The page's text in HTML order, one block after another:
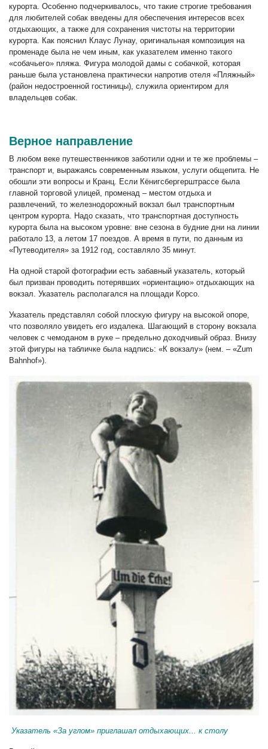
курорта. Особенно подчеркивалось, что такие строгие требования
для любителей собак введены для обеспечения интересов всех
отдыхающих, а также для сохранения чистоты на территории
курорта. Как пояснил Клаус Лунау, оригинальная композиция на
променаде была не чем иным, как указателем именно такого
«собачьего» пляжа. Фигура молодой дамы с собачкой, которая
раньше была установлена практически напротив отеля «Пляжный»
(район недостроенной гостиницы), служила ориентиром для
владельцев собак.
Верное направление
В любом веке путешественников заботили одни и те же проблемы –
транспорт и, выражаясь современным языком, услуги общепита. Не
обошли эти вопросы и Кранц. Если Кёнигсбергерштрассе была
главной торговой улицей, променад – местом отдыха и
развлечений, то железнодорожный вокзал был транспортным
центром курорта. Надо сказать, что транспортная доступность
курорта была на высоком уровне: вне сезона в будние дни на линии
работало 13, а летом 17 поездов. А время в пути, по данным из
«Путеводителя» за 1912 год, составляло 35 минут.
На одной старой фотографии есть забавный указатель, который
был призван проводить потерявших «ориентацию» отдыхающих на
вокзал. Указатель располагался на площади Корсо.
Указатель представлял собой плоскую фигуру на высокой опоре,
что позволяло увидеть его издалека. Шагающий в сторону вокзала
человек с чемоданом в руке – предельно доходчивый образ. Внизу
этой фигуры на табличке была надпись: «К вокзалу» (нем. – «Zum
Bahnhof»).
Указатель «За углом» приглашал отдыхающих... к столу